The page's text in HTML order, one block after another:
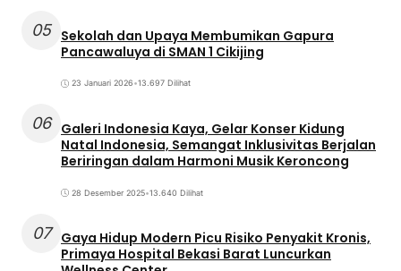
05 Sekolah dan Upaya Membumikan Gapura
Pancawaluya di SMAN 1 Cikijing
23 Januari 2026•13.697 Dilihat
06 Galeri Indonesia Kaya, Gelar Konser Kidung
Natal Indonesia, Semangat Inklusivitas Berjalan
Beriringan dalam Harmoni Musik Keroncong
28 Desember 2025•13.640 Dilihat
07
Gaya Hidup Modern Picu Risiko Penyakit Kronis,
Primaya Hospital Bekasi Barat Luncurkan